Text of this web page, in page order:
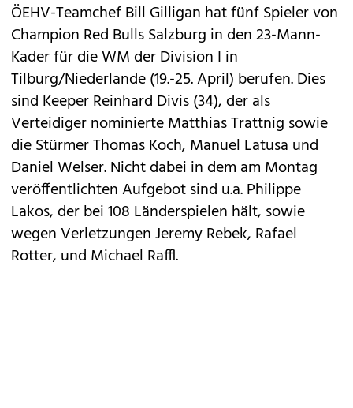
ÖEHV-Teamchef Bill Gilligan hat fünf Spieler von
Champion Red Bulls Salzburg in den 23-Mann-
Kader für die WM der Division I in
Tilburg/Niederlande (19.-25. April) berufen. Dies
sind Keeper Reinhard Divis (34), der als
Verteidiger nominierte Matthias Trattnig sowie
die Stürmer Thomas Koch, Manuel Latusa und
Daniel Welser. Nicht dabei in dem am Montag
veröffentlichten Aufgebot sind u.a. Philippe
Lakos, der bei 108 Länderspielen hält, sowie
wegen Verletzungen Jeremy Rebek, Rafael
Rotter, und Michael Raffl.